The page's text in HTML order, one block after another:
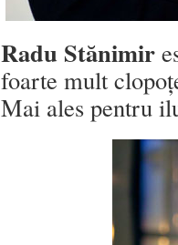
Radu Stănimir
foarte mult
Mai ales pentru